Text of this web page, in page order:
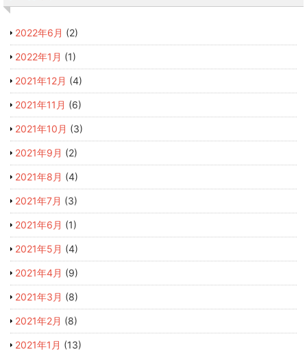
2022年6月 (2)
2022年1月 (1)
2021年12月 (4)
2021年11月 (6)
2021年10月 (3)
2021年9月 (2)
2021年8月 (4)
2021年7月 (3)
2021年6月 (1)
2021年5月 (4)
2021年4月 (9)
2021年3月 (8)
2021年2月 (8)
2021年1月 (13)